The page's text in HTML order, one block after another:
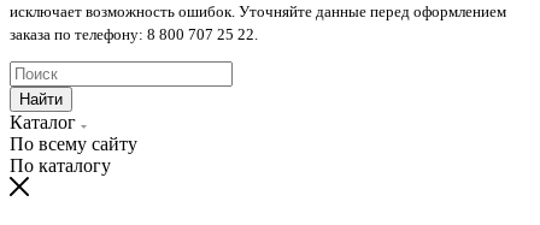
исключает возможность ошибок. Уточняйте данные перед оформлением
заказа по телефону: 8 800 707 25 22.
Найти
Каталог
По всему сайту
По каталогу